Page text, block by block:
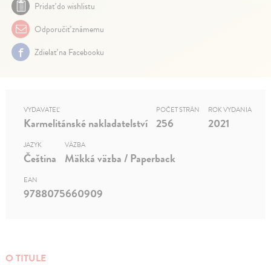
Pridať do wishlistu
Odporučiť známemu
Zdielať na Facebooku
O TITULE
VYDAVATEĽ
Karmelitánské nakladatelství
POČET STRÁN
256
ROK VYDANIA
2021
JAZYK
Čeština
VÄZBA
Mäkká väzba / Paperback
EAN
9788075660909